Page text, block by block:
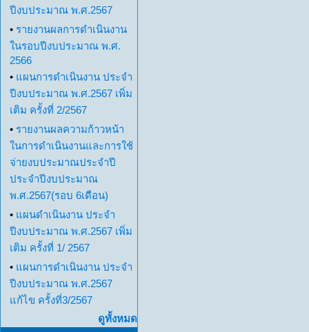
ปีงบประมาณ พ.ศ.2567
• รายงานผลการดำเนินงาน
ในรอบปีงบประมาณ พ.ศ.
2566
• แผนการดำเนินงาน ประจำ
ปีงบประมาณ พ.ศ.2567 เพิ่ม
เติม ครั้งที่ 2/2567
• รายงานผลความก้าวหน้า
ในการดำเนินงานและการใช้
จ่ายงบประมาณประจำปี
ประจำปีงบประมาณ
พ.ศ.2567(รอบ 6เดือน)
• แผนดำเนินงาน ประจำ
ปีงบประมาณ พ.ศ.2567 เพิ่ม
เติม ครั้งที่ 1/ 2567
• แผนการดำเนินงาน ประจำ
ปีงบประมาณ พ.ศ.2567
แก้ไข ครั้งที่3/2567
ดูทั้งหมด